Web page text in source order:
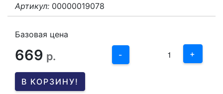
Артикул: 00000019078
Базовая цена
669 р. -
3
1
+
В КОРЗИНУ!